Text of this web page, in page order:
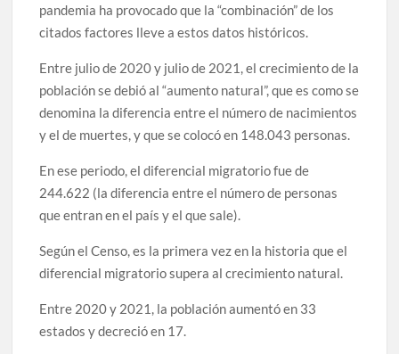
pandemia ha provocado que la “combinación” de los
citados factores lleve a estos datos históricos.
Entre julio de 2020 y julio de 2021, el crecimiento de la
población se debió al “aumento natural”, que es como se
denomina la diferencia entre el número de nacimientos
y el de muertes, y que se colocó en 148.043 personas.
En ese periodo, el diferencial migratorio fue de
244.622 (la diferencia entre el número de personas
que entran en el país y el que sale).
Según el Censo, es la primera vez en la historia que el
diferencial migratorio supera al crecimiento natural.
Entre 2020 y 2021, la población aumentó en 33
estados y decreció en 17.